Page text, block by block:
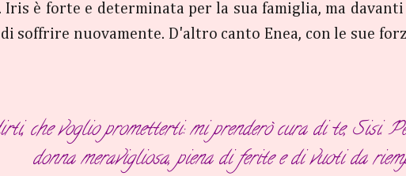
è forte e determinata per la sua famiglia, ma
soffrire nuovamente. D'altro canto Enea, con le sue
che voglio prometterti: mi prenderò cura di te, Sisi.
donna meravigliosa, piena di ferite e di vuoti da